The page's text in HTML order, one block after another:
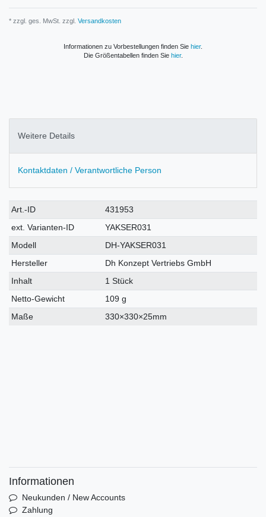
* zzgl. ges. MwSt. zzgl. Versandkosten
Informationen zu Vorbestellungen finden Sie hier.
Die Größentabellen finden Sie hier.
Weitere Details
Kontaktdaten / Verantwortliche Person
Technisches
Merkmal
Wert
Art.-ID
431953
ext. Varianten-ID
YAKSER031
Modell
DH-YAKSER031
Hersteller
Dh Konzept Vertriebs GmbH
Inhalt
1 Stück
Netto-Gewicht
109 g
Maße
330×330×25mm
Informationen
Neukunden / New Accounts
Zahlung